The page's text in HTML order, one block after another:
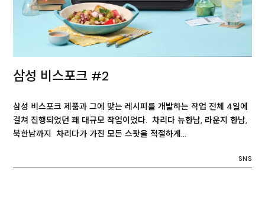
삼성 비스포크 #2
삼성 비스포크 제품과 그에 맞는 레시피를 개발하는 작업 전체 4일에
걸쳐 진행되었던 꽤 대규모 작업이었다. 차리다 뉴한남, 라운지 한남,
북한남까지 차리다가 가진 모든 스팟을 적절하게…
SNS